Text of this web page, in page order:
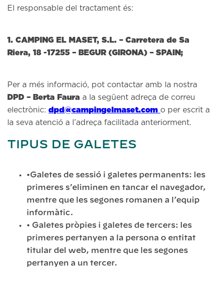
El responsable del tractament és:
1. CAMPING EL MASET, S.L. – Carretera de Sa
Riera, 18 -17255 – BEGUR (GIRONA) – SPAIN;
Per a més informació, pot contactar amb la nostra
DPD – Berta Faura a la següent adreça de correu
electrònic: dpd@campingelmaset.com o per escrit a
la seva atenció a l’adreça facilitada anteriorment.
TIPUS DE GALETES
•Galetes de sessió i galetes permanents: les
primeres s’eliminen en tancar el navegador,
mentre que les segones romanen a l’equip
informàtic.
• Galetes pròpies i galetes de tercers: les
primeres pertanyen a la persona o entitat
titular del web, mentre que les segones
pertanyen a un tercer.